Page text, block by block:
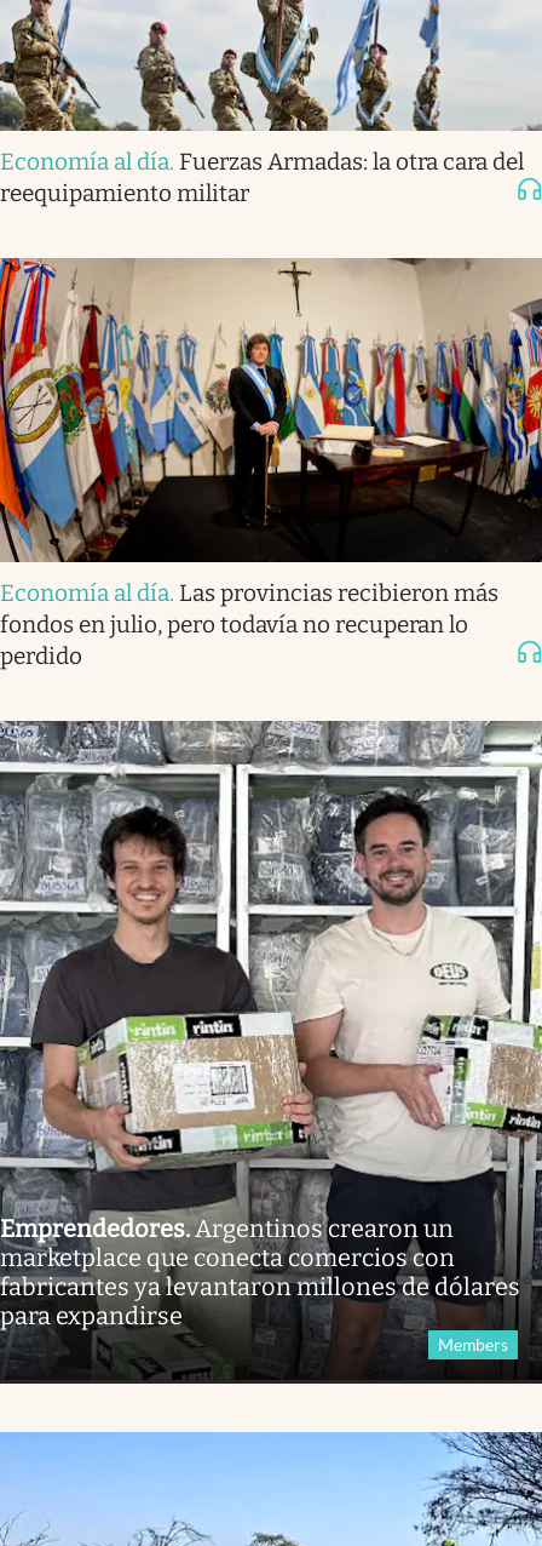
Economía al día. Fuerzas Armadas: la otra cara del
reequipamiento militar
Economía al día. Las provincias recibieron más
fondos en julio, pero todavía no recuperan lo
perdido
Emprendedores.Argentinos crearon un
marketplace que conecta comercios con
fabricantes ya levantaron millones de dólares
para expandirse
Members